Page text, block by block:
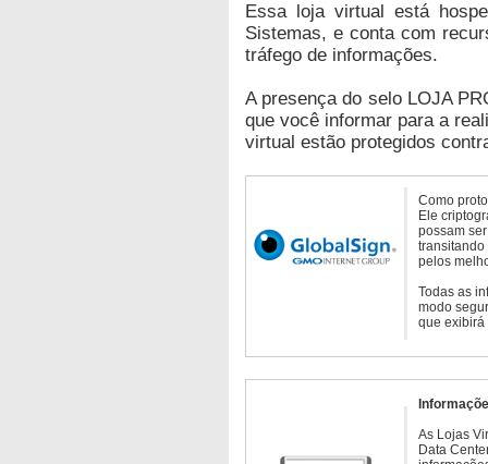
Essa loja virtual está
Sistemas, e conta com
tráfego de informações.
A presença do selo LOJA
que você informar para a
virtual estão protegidos
Como
Ele
possam
transitando
pelos
Todas as
modo
que exibirá
As Lojas
Data